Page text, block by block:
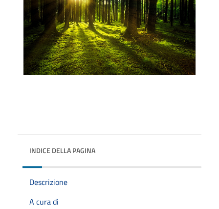
INDICE DELLA PAGINA
Descrizione
A cura di